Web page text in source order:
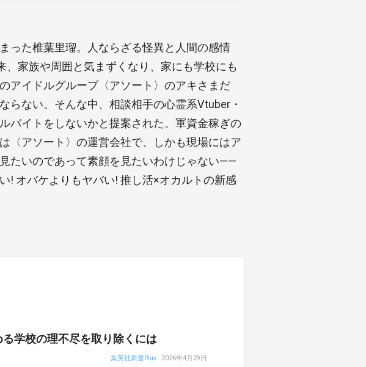
った椎葉里瑠。人ならざる怪異と人間の感情
、家族や周囲と気まずくなり、家にも学校にも
アイドルグループ〈アソート〉のアキさまだ
らない。そんな中、相談相手の心霊系Vtuber・
バイトをしないかと提案された。軍資金稼ぎの
〈アソート〉の運営会社で、しかも現場にはア
たいのであって素顔を見たいわけじゃない――
! オバケよりもヤバい! 推し活×オカルトの新感
学校の理不尽を取り除くには
集英社新書Plus 2026年4月29日